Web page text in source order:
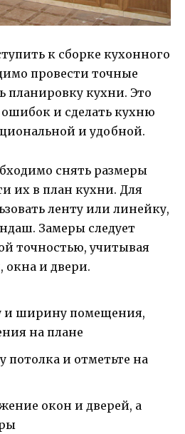
к сборке кухонного
провести точные
планировку кухни. Это
и сделать кухню
и удобной.
снять размеры
их в план кухни. Для
ленту или линейку,
Замеры следует
точностью, учитывая
и двери.
и ширину помещения,
на плане
потолка и отметьте на
окон и дверей, а